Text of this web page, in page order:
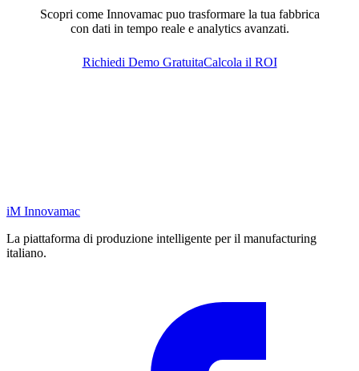
Scopri come Innovamac puo trasformare la tua fabbrica
con dati in tempo reale e analytics avanzati.
Richiedi Demo GratuitaCalcola il ROI
iM Innovamac
La piattaforma di produzione intelligente per il manufacturing
italiano.